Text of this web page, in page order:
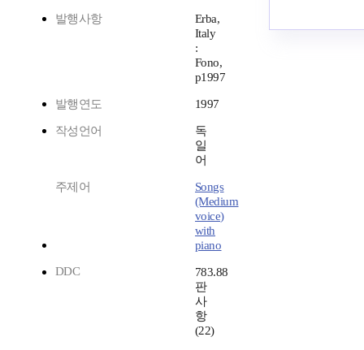
발행사항
Erba,
Italy
:
Fono,
p1997
발행연도 1997
작성언어
독
일
어
주제어
Songs
(Medium
voice)
with
piano
DDC
783.88
판
사
항
(22)